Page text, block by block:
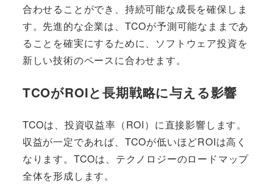
合わせることができ、持続可能な成長を確保しま
す。先進的な企業は、TCOが予測可能なままであ
ることを確実にするために、ソフトウェア投資を
新しい技術のペースに合わせます。
TCOがROIと長期戦略に与える影響
TCOは、投資収益率（ROI）に直接影響します。
収益が一定であれば、TCOが低いほどROIは高く
なります。TCOは、テクノロジーのロードマップ
全体を形成します。